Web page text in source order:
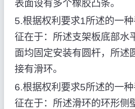
表面设有多个橡胶凸条。
5.根据权利要求1所述的一
征在于：所述支架板底部水
面均固定安装有圆杆，所述
接有滑环。
6.根据权利要求5所述的一
征在于：所述滑环的环形侧